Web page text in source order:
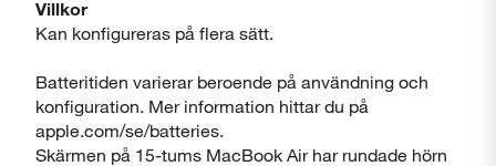
Villkor
Kan konfigureras på flera sätt.
Batteritiden varierar beroende på användning och
konfiguration. Mer information hittar du på
apple.com/se/batteries.
Skärmen på 15-tums MacBook Air har rundade hörn